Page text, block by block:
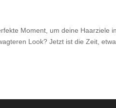
Moment, um deine Haarziele
Look? Jetzt ist die Zeit,